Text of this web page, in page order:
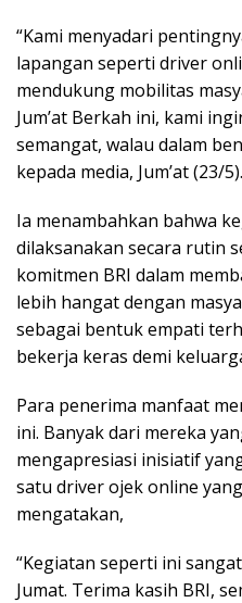
“Kami menyadari
lapangan seperti driver
mendukung mobilitas
Jum’at Berkah ini, kami
semangat, walau dalam
kepada media, Jum’at (23/5).
Ia menambahkan bahwa
dilaksanakan secara rutin
komitmen BRI dalam
lebih hangat dengan
sebagai bentuk empati
bekerja keras demi
Para penerima manfaat
ini. Banyak dari mereka
mengapresiasi inisiatif
satu driver ojek online
mengatakan,
“Kegiatan seperti ini
Jumat. Terima kasih BRI,